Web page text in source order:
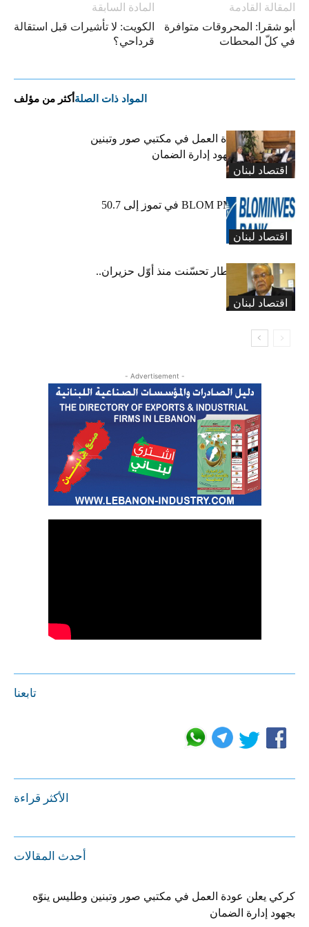
المادة السابقة
الكويت: لا تأشيرات قبل استقالة
قرداحي؟
المقالة القادمة
أبو شقرا: المحروقات متوافرة
في كلّ المحطات
المواد ذات الصلة أكثر من مؤلف
اقتصاد لبنان
كركي يعلن عودة العمل في مكتبي صور وتبنين
وطليس ينوّه بجهود إدارة الضمان
اقتصاد لبنان
ارتفاع مؤشر BLOM PMI في تموز إلى 50.7
نقطة
اقتصاد لبنان
عبود: حركة المطار تحسّنت منذ أوّل حزيران..
ولكن
- Advertisement -
تابعنا
الأكثر قراءة
أحدث المقالات
كركي يعلن عودة العمل في مكتبي صور وتبنين وطليس ينوّه
بجهود إدارة الضمان